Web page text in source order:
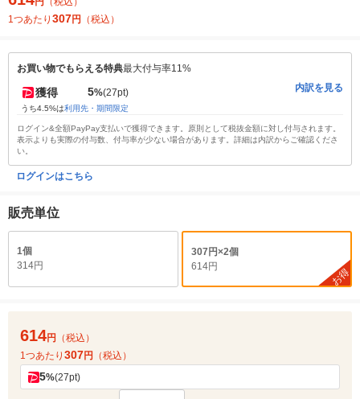
1つあたり 307円 （税込）
お買い物でもらえる特典最大付与率11%
獲得 5%(27pt)
うち4.5%は利用先・期間限定
内訳を見る
ログイン&全額PayPay支払いで獲得できます。原則として税抜金額に対し付与されます。
表示よりも実際の付与数、付与率が少ない場合があります。詳細は内訳からご確認くださ
い。
ログインはこちら
販売単位
1個
314円
307円×2個
614円
お得
614円
（税込）
1つあたり 307円 （税込）
5%(27pt)